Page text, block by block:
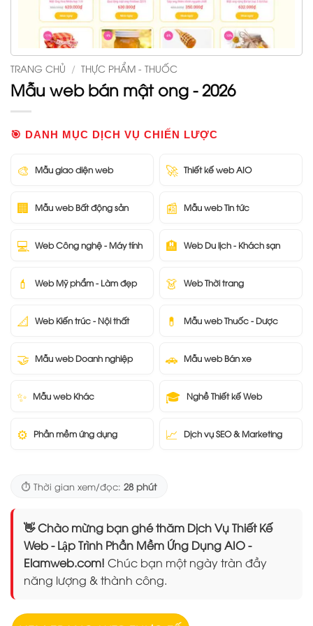
TRANG CHỦ / THỰC PHẨM - THUỐC
Mẫu web bán mật ong - 2026
🎯 DANH MỤC DỊCH VỤ CHIẾN LƯỢC
🎨 Mẫu giao diện web 🚀 Thiết kế web AIO
🏢 Mẫu web Bất động sản 📰 Mẫu web Tin tức
💻 Web Công nghệ - Máy tính 🏨 Web Du lịch - Khách sạn
💄 Web Mỹ phẩm - Làm đẹp 👗 Web Thời trang
📐 Web Kiến trúc - Nội thất 💊 Mẫu web Thuốc - Dược
🤝 Mẫu web Doanh nghiệp 🚗 Mẫu web Bán xe
✨ Mẫu web Khác 🎓 Nghề Thiết kế Web
⚙️ Phần mềm ứng dụng 📈 Dịch vụ SEO & Marketing
⏱️ Thời gian xem/đọc: 28 phút
👋 Chào mừng bạn ghé thăm Dịch Vụ Thiết Kế
Web - Lập Trình Phần Mềm Ứng Dụng AIO -
Elamweb.com! Chúc bạn một ngày tràn đầy
năng lượng & thành công.